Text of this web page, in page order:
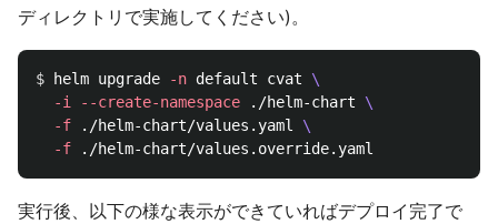
ディレクトリで実施してください)。
$ helm upgrade -n default cvat \
-i
--create-namespace ./helm-chart \
-f ./helm-chart/values.yaml \
-f
実行後、以下の様な表示ができていればデプロイ完了で